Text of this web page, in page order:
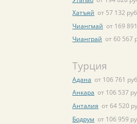
Хатъяй от 57 132
Чиангмай от 169
Чианграй от 60 567
Турция
Адана от 106 761
Анкара от 106 537
Анталия от 64 520
Бодрум от 106 959